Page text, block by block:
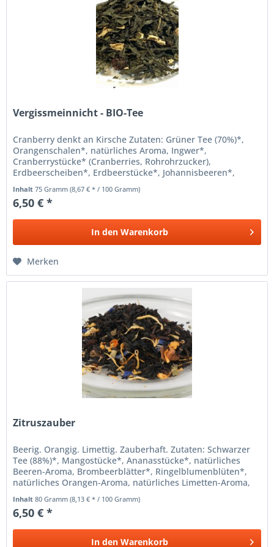
Vergissmeinnicht - BIO-Tee
Cranberry denkt an Kirsche Zutaten: Grüner Tee (70%)*,
Orangenschalen*, natürliches Aroma, Ingwer*,
Cranberrystücke* (Cranberries, Rohrohrzucker),
Erdbeerscheiben*, Erdbeerstücke*, Johannisbeeren*,
Inhalt75 Gramm(8,67 € * / 100 Gramm)
6,50 € *
In den Warenkorb
Merken
Zitruszauber
Beerig. Orangig. Limettig. Zauberhaft. Zutaten: Schwarzer
Tee (88%)*, Mangostücke*, Ananasstücke*, natürliches
Beeren-Aroma, Brombeerblätter*, Ringelblumenblüten*,
natürliches Orangen-Aroma, natürliches Limetten-Aroma,
Inhalt80 Gramm(8,13 € * / 100 Gramm)
6,50 € *
In den Warenkorb